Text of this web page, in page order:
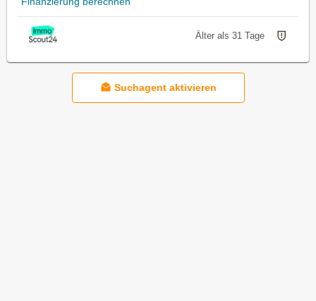
Älter als 31 Tage
Suchagent aktivieren